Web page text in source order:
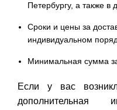
Петербургу, а также в
Сроки и цены за
индивидуальном
Минимальная сумма
Если у вас
дополнительная